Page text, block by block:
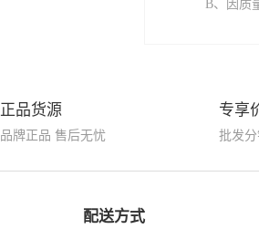
B、因质
正品货源
品牌正品 售后无忧
专享
批发
配送方式